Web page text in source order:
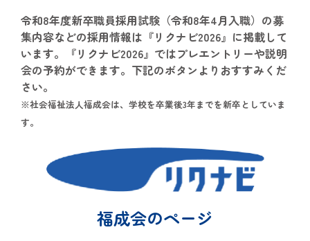
令和8年度新卒職員採用試験（令和8年4月入職）の募
集内容などの採用情報は『リクナビ2026』に掲載して
います。『リクナビ2026』ではプレエントリーや説明
会の予約ができます。下記のボタンよりおすすみくだ
さい。
※社会福祉法人福成会は、学校を卒業後3年までを新卒としていま
す。
福成会のページ